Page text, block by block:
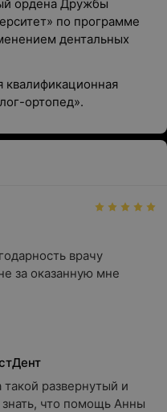
ордена Дружбы
по программе
дентальных
квалификационная
ортопед».
врачу
за оказанную мне
развернутый и
что помощь Анны